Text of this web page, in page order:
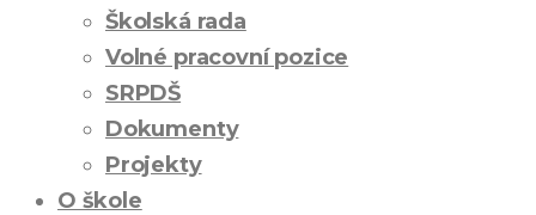
Školská rada
Volné pracovní pozice
SRPDŠ
Dokumenty
Projekty
O škole